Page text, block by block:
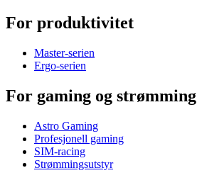
For produktivitet
Master-serien
Ergo-serien
For gaming og strømming
Astro Gaming
Profesjonell gaming
SIM-racing
Strømmingsutstyr